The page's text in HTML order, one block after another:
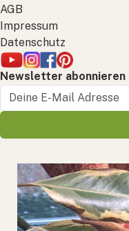
AGB
Impressum
Datenschutz
Newsletter abonnieren